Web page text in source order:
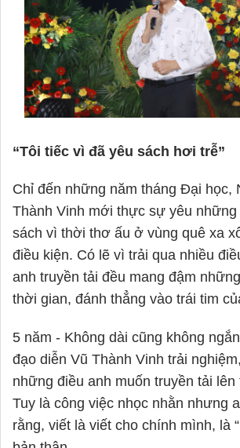
“Tôi tiếc vì đã yêu sách hơi trễ”
Chỉ đến những năm tháng Đại học,
Thành Vinh mới thực sự yêu những
sách vì thời thơ ấu ở vùng quê xa
điều kiện. Có lẽ vì trải qua nhiều
anh truyền tải đều mang đậm
thời gian, đánh thẳng vào trái tim
5 năm - Không dài cũng không
đạo diễn Vũ Thành Vinh trải
những điều anh muốn truyền tải lên
Tuy là công việc nhọc nhằn nhưng
rằng, viết là viết cho chính mình, là